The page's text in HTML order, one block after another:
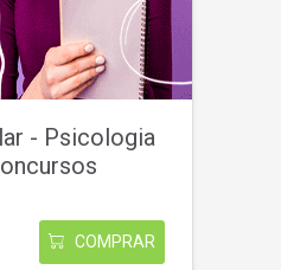
- Psicologia
COMPRAR